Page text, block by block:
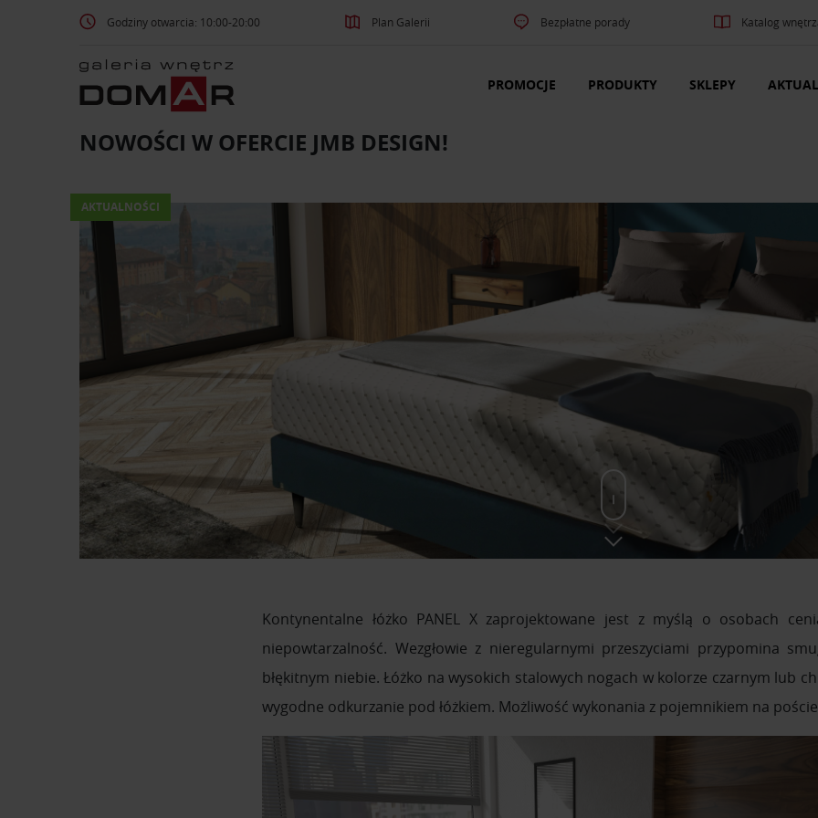
Godziny otwarcia: 10:00-20:00 Plan Galerii Bezpłatne porady Katalog
PROMOCJE PRODUKTY SKLEPY
NOWOŚCI W OFERCIE JMB DESIGN!
AKTUALNOŚCI
Kontynentalne łóżko PANEL X zaprojektowane jest z myślą o osobach
niepowtarzalność. Wezgłowie z nieregularnymi przeszyciami przypomina
błękitnym niebie. Łóżko na wysokich stalowych nogach w kolorze czarnym lub
wygodne odkurzanie pod łóżkiem. Możliwość wykonania z pojemnikiem na